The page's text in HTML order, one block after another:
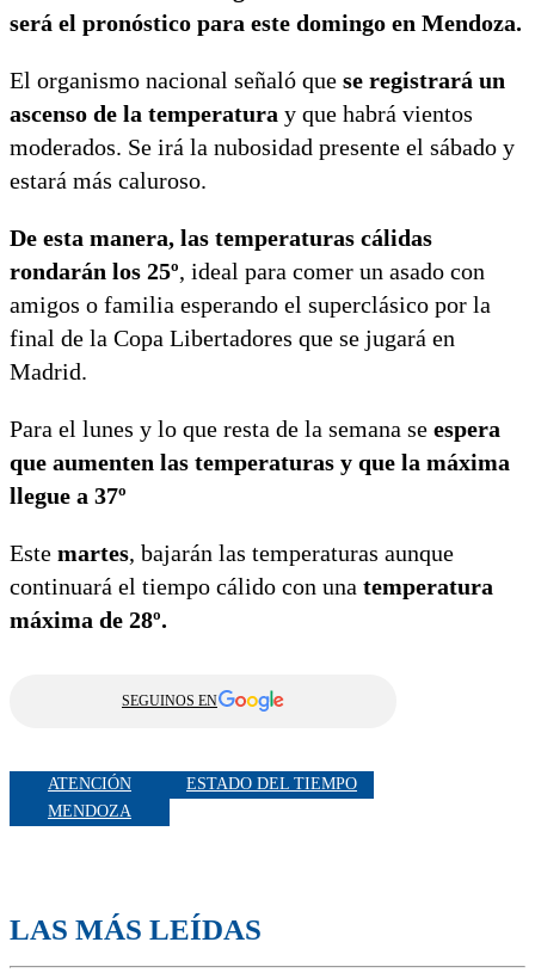
será el pronóstico para este domingo en Mendoza.
El organismo nacional señaló que se registrará un
ascenso de la temperatura y que habrá vientos
moderados. Se irá la nubosidad presente el sábado y
estará más caluroso.
De esta manera, las temperaturas cálidas
rondarán los 25º, ideal para comer un asado con
amigos o familia esperando el superclásico por la
final de la Copa Libertadores que se jugará en
Madrid.
Para el lunes y lo que resta de la semana se espera
que aumenten las temperaturas y que la máxima
llegue a 37º
Este martes, bajarán las temperaturas aunque
continuará el tiempo cálido con una temperatura
máxima de 28º.
SEGUINOS EN
ATENCIÓN
ESTADO DEL TIEMPO
MENDOZA
LAS MÁS LEÍDAS